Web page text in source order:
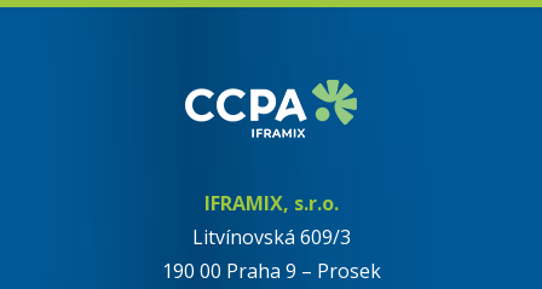
IFRAMIX, s.r.o.
Litvínovská 609/3
190 00 Praha 9 – Prosek